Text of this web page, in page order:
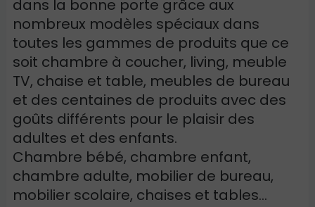
dans la bonne porte grâce aux
nombreux modèles spéciaux dans
toutes les gammes de produits que ce
soit chambre à coucher, living, meuble
TV, chaise et table, meubles de bureau
et des centaines de produits avec des
goûts différents pour le plaisir des
adultes et des enfants.
Chambre bébé, chambre enfant,
chambre adulte, mobilier de bureau,
mobilier scolaire, chaises et tables…